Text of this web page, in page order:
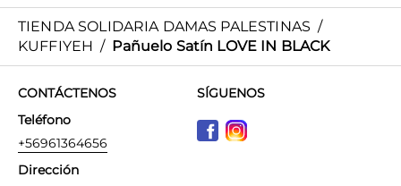
TIENDA SOLIDARIA DAMAS PALESTINAS /
KUFFIYEH / Pañuelo Satín LOVE IN BLACK
CONTÁCTENOS
Teléfono
+56961364656
Dirección
SÍGUENOS